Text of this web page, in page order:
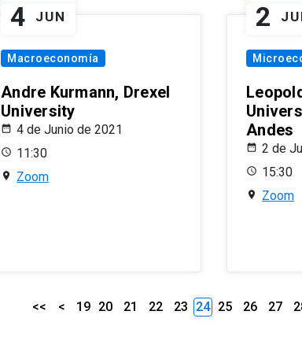
4 JUN
Macroeconomía
Andre Kurmann, Drexel
University
4 de Junio de 2021
11:30
Zoom
2
Andes
2 de
15:30
Zoom
<< < 19 20 21 22 23 24 25 26 27